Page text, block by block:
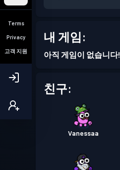
Terms
Privacy
고객 지원
내 게임:
아직 게임이 없습니다!
친구:
Vanessaa